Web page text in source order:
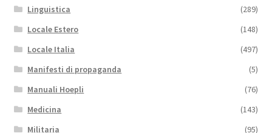
Linguistica
(289)
Locale Estero
(148)
Locale Italia
(497)
Manifesti di propaganda
(5)
Manuali Hoepli
(76)
Medicina
(143)
Militaria
(95)